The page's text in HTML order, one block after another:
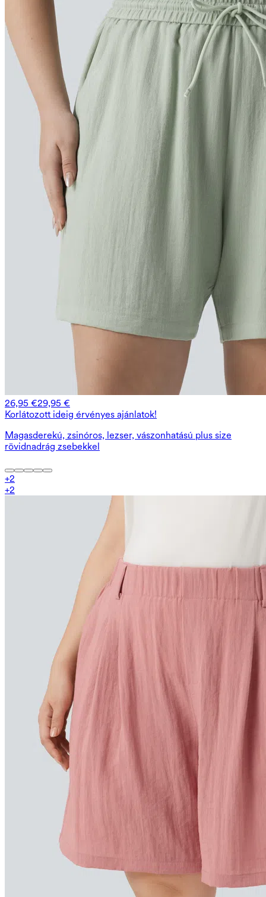
26,95 €29,95 €
Korlátozott ideig érvényes ajánlatok!
Magasderekú, zsinóros, lezser, vászonhatású plus size
rövidnadrág zsebekkel
+2
+2